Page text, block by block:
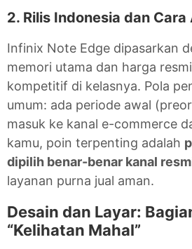
2. Rilis Indonesia dan
Infinix Note Edge dipasarkan
memori utama dan harga
kompetitif di kelasnya. Pola
umum: ada periode awal
masuk ke kanal e-commerce
kamu, poin terpenting adalah
dipilih benar-benar kanal
layanan purna jual aman.
Desain dan Layar:
“Kelihatan Mahal”